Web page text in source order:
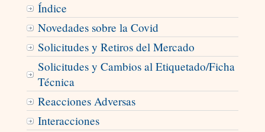
Índice
Novedades sobre la Covid
Solicitudes y Retiros del Mercado
Solicitudes y Cambios al Etiquetado/Ficha
Técnica
Reacciones Adversas
Interacciones